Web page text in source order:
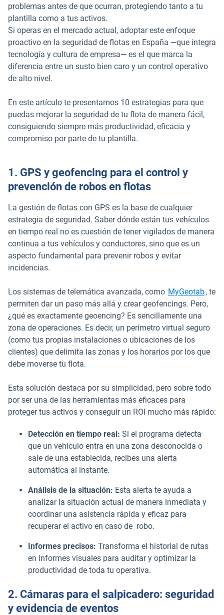
problemas antes de que ocurran, protegiendo tanto a tu
plantilla como a tus activos.
Si operas en el mercado actual, adoptar este enfoque
proactivo en la seguridad de flotas en España —que integra
tecnología y cultura de empresa— es el que marca la
diferencia entre un susto bien caro y un control operativo
de alto nivel.
En este artículo te presentamos 10 estrategias para que
puedas mejorar la seguridad de tu flota de manera fácil,
consiguiendo siempre más productividad, eficacia y
compromiso por parte de tu plantilla.
1. GPS y geofencing para el control y
prevención de robos en flotas
La gestión de flotas con GPS es la base de cualquier
estrategia de seguridad. Saber dónde están tus vehículos
en tiempo real no es cuestión de tener vigilados de manera
continua a tus vehículos y conductores, sino que es un
aspecto fundamental para prevenir robos y evitar
incidencias.
Los sistemas de telemática avanzada, como MyGeotab, te
permiten dar un paso más allá y crear geofencings. Pero,
¿qué es exactamente geoencing? Es sencillamente una
zona de operaciones. Es decir, un perímetro virtual seguro
(como tus propias instalaciones o ubicaciones de los
clientes) que delimita las zonas y los horarios por los que
debe moverse tu flota.
Esta solución destaca por su simplicidad, pero sobre todo
por ser una de las herramientas más eficaces para
proteger tus activos y conseguir un ROI mucho más rápido:
Detección en tiempo real: Si el programa detecta
que un vehículo entra en una zona desconocida o
sale de una establecida, recibes una alerta
automática al instante.
Análisis de la situación: Esta alerta te ayuda a
analizar la situación actual de manera inmediata y
coordinar una asistencia rápida y eficaz para
recuperar el activo en caso de robo.
Informes precisos: Transforma el historial de rutas
en informes visuales para auditar y optimizar la
productividad de toda tu operativa.
2. Cámaras para el salpicadero: seguridad
y evidencia de eventos